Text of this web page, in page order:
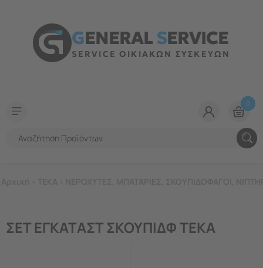
GENERALSERVICE
SERVICE ΟΙΚΙΑΚΩΝ ΣΥΣΚΕΥΩΝ
0
ΣΕΤ ΕΓΚΑΤΑΣΤ ΣΚΟΥΠΙΔΦ TEKA